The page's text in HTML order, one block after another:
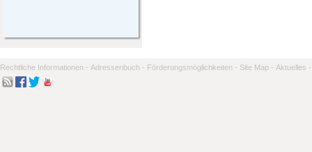
Rechtliche Informationen - Adressenbuch - Förderungsmöglichkeiten - Site Map - Aktuelles -